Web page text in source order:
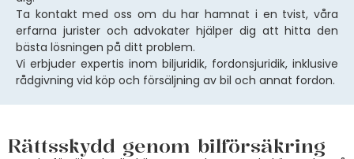
Ta kontakt med oss om du har hamnat i en tvist, våra
erfarna jurister och advokater hjälper dig att hitta den
bästa lösningen på ditt problem.
Vi erbjuder expertis inom biljuridik, fordonsjuridik, inklusive
rådgivning vid köp och försäljning av bil och annat fordon.
Rättsskydd genom bilförsäkring